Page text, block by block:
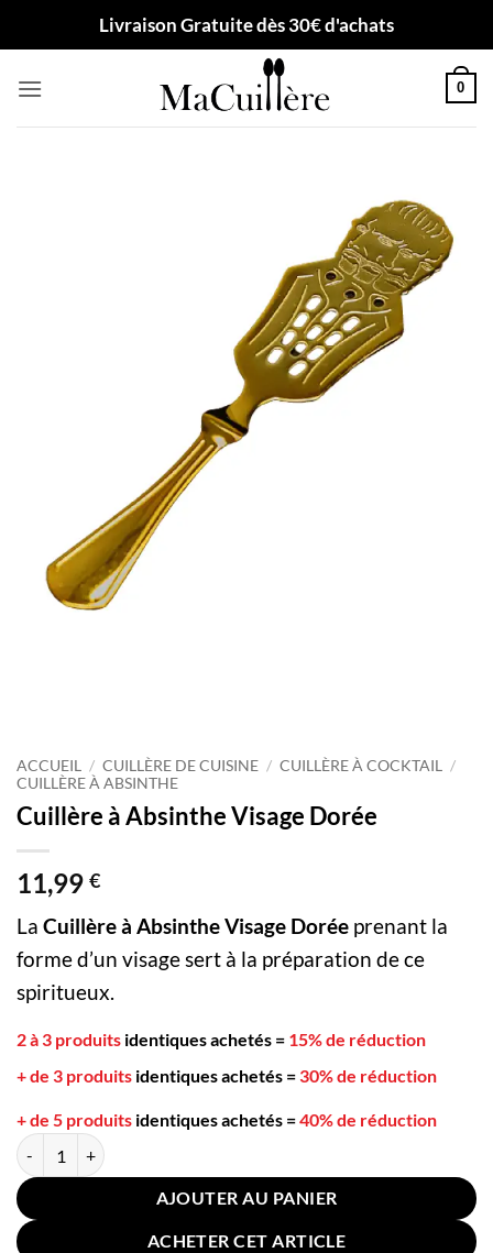
Livraison Gratuite dès 30€ d'achats
0
ACCUEIL / CUILLÈRE DE CUISINE / CUILLÈRE À COCKTAIL
/
CUILLÈRE À ABSINTHE
Cuillère à Absinthe Visage Dorée
11,99 €
La Cuillère à Absinthe Visage Dorée prenant la
forme d’un visage sert à la préparation de ce
spiritueux.
2 à 3 produits identiques achetés = 15% de réduction
+ de 3 produits identiques achetés = 30% de réduction
+ de 5 produits identiques achetés =40% de réduction
quantité de Cuillère à Absinthe Visage Dorée
AJOUTER AU PANIER
ACHETER CET ARTICLE